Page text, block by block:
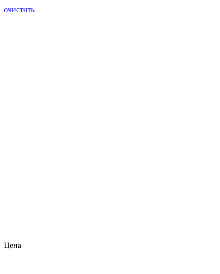
очистить
Цена